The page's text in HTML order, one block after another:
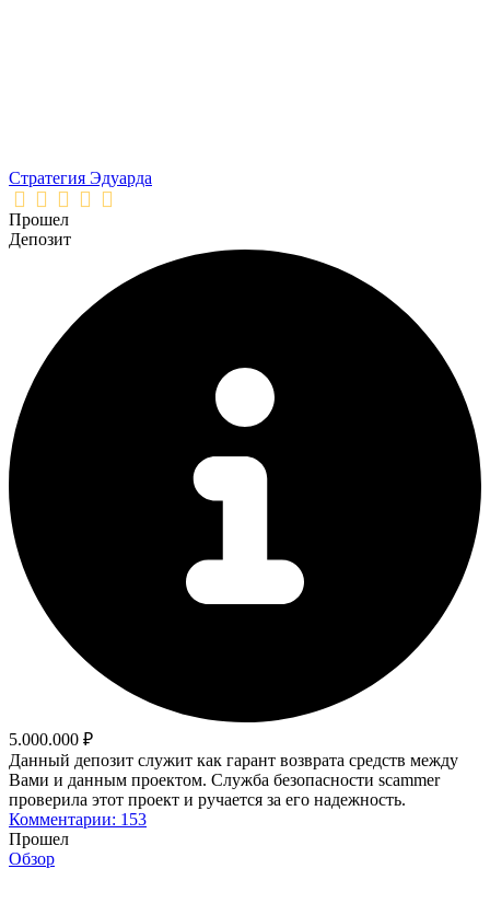
Стратегия Эдуарда
Прошел
Депозит
5.000.000 ₽
Данный депозит служит как гарант возврата средств между
Вами и данным проектом. Служба безопасности scammer
проверила этот проект и ручается за его надежность.
Комментарии: 153
Прошел
Обзор